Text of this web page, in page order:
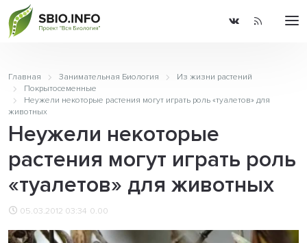
Главная Занимательная Биология
Из жизни растений
Покрытосеменные
Неужели некоторые растения могут играть роль «туалетов» для
животных
Неужели некоторые
растения могут играть роль
«туалетов» для животных
05.03.2012 03:34 0.00